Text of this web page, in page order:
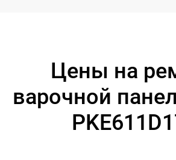
Цены на
варочной